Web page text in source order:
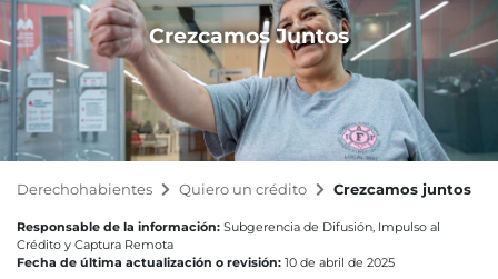
Crezcamos Juntos
Derechohabientes Quiero un crédito Crezcamos juntos
Responsable de la información: Subgerencia de Difusión, Impulso al
Crédito y Captura Remota
Fecha de última actualización o revisión: 10 de abril de 2025